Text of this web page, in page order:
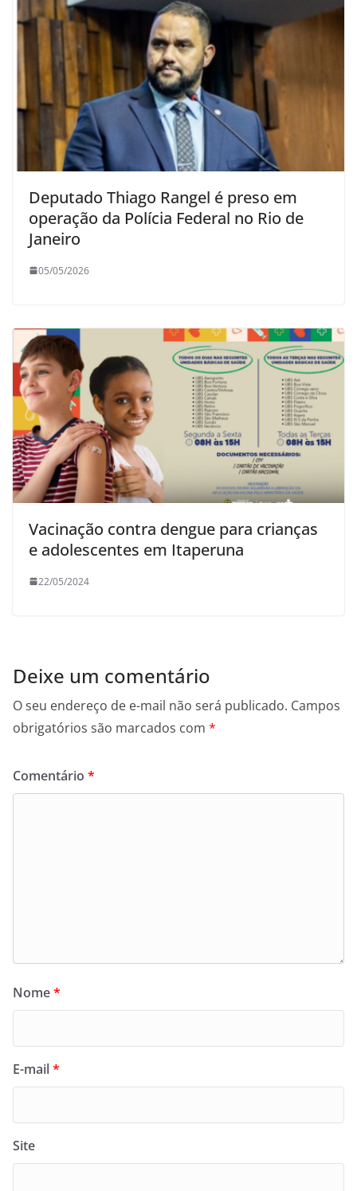
Deputado Thiago Rangel é preso em
operação da Polícia Federal no Rio de
Janeiro
05/05/2026
Vacinação contra dengue para crianças
e adolescentes em Itaperuna
22/05/2024
Deixe um comentário
O seu endereço de e-mail não será publicado. Campos
obrigatórios são marcados com *
Comentário *
Nome*
E-mail*
Site